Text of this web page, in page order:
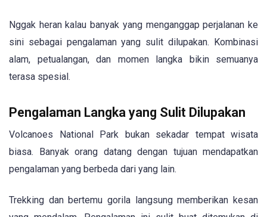
Nggak heran kalau banyak yang menganggap perjalanan ke
sini sebagai pengalaman yang sulit dilupakan. Kombinasi
alam, petualangan, dan momen langka bikin semuanya
terasa spesial.
Pengalaman Langka yang Sulit Dilupakan
Volcanoes National Park bukan sekadar tempat wisata
biasa. Banyak orang datang dengan tujuan mendapatkan
pengalaman yang berbeda dari yang lain.
Trekking dan bertemu gorila langsung memberikan kesan